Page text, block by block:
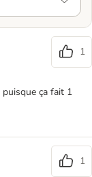
1
ça fait 1
1